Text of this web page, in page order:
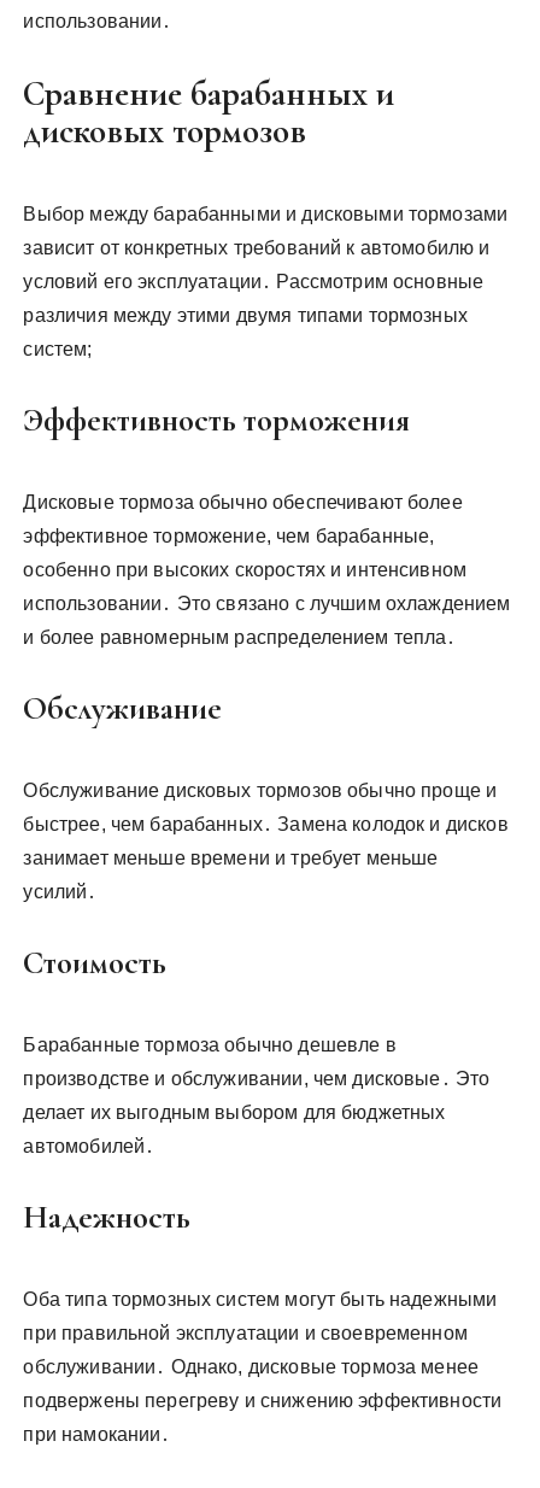
использовании․
Сравнение барабанных и
дисковых тормозов
Выбор между барабанными и дисковыми тормозами
зависит от конкретных требований к автомобилю и
условий его эксплуатации․ Рассмотрим основные
различия между этими двумя типами тормозных
систем;
Эффективность торможения
Дисковые тормоза обычно обеспечивают более
эффективное торможение, чем барабанные,
особенно при высоких скоростях и интенсивном
использовании․ Это связано с лучшим охлаждением
и более равномерным распределением тепла․
Обслуживание
Обслуживание дисковых тормозов обычно проще и
быстрее, чем барабанных․ Замена колодок и дисков
занимает меньше времени и требует меньше
усилий․
Стоимость
Барабанные тормоза обычно дешевле в
производстве и обслуживании, чем дисковые․ Это
делает их выгодным выбором для бюджетных
автомобилей․
Надежность
Оба типа тормозных систем могут быть надежными
при правильной эксплуатации и своевременном
обслуживании․ Однако, дисковые тормоза менее
подвержены перегреву и снижению эффективности
при намокании․